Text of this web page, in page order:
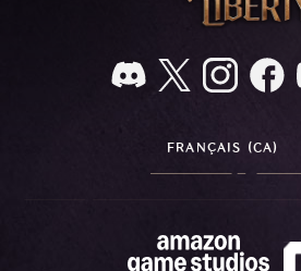
FRANÇAIS (CA)